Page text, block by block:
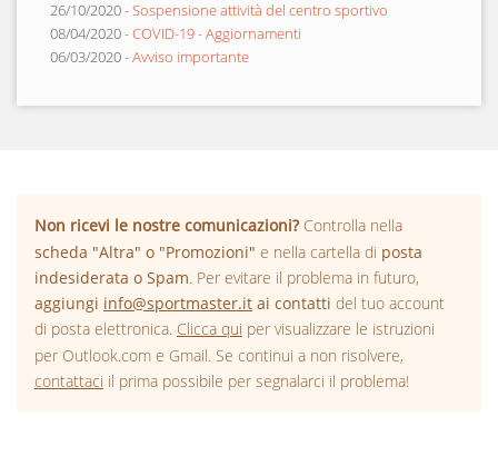
26/10/2020 -Sospensione attività del centro sportivo
08/04/2020 -COVID-19 - Aggiornamenti
06/03/2020 -Avviso importante
Non ricevi le nostre comunicazioni? Controlla nella
scheda "Altra" o "Promozioni" e nella cartella di posta
indesiderata o Spam. Per evitare il problema in futuro,
aggiungi info@sportmaster.it ai contatti del tuo account
di posta elettronica. Clicca qui per visualizzare le istruzioni
per Outlook.com e Gmail. Se continui a non risolvere,
contattaci il prima possibile per segnalarci il problema!